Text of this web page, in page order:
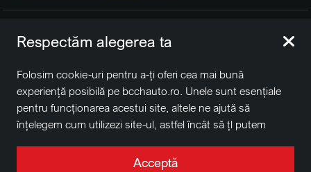
rezervate.
BCCH Auto Switzerland este o marcă a societății
BCCH
Group Switzerland AG
Sediu social: David Business Center, Str. Erou Iancu Nicolae
nr. 29, Voluntari, Ilfov
Respectăm alegerea ta
Folosim cookie-uri pentru a-ți oferi cea mai bună
experiență posibilă pe bcchauto.ro. Unele sunt esențiale
pentru funcționarea acestui site, altele ne ajută să
înțelegem cum utilizezi site-ul, astfel încât să țl putem
uri în scopuri de targetare. Apasă pe „Acceptă toate”
Acceptă